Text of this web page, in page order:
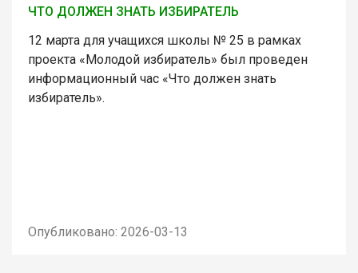
ЧТО ДОЛЖЕН ЗНАТЬ ИЗБИРАТЕЛЬ
12 марта для учащихся школы № 25 в рамках
проекта «Молодой избиратель» был проведен
информационный час «Что должен знать
избиратель».
Опубликовано: 2026-03-13